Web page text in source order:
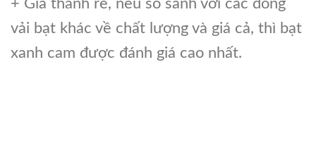
+ Giá thành rẻ, nếu so sánh với các dòng
vải bạt khác về chất lượng và giá cả, thì bạt
xanh cam được đánh giá cao nhất.